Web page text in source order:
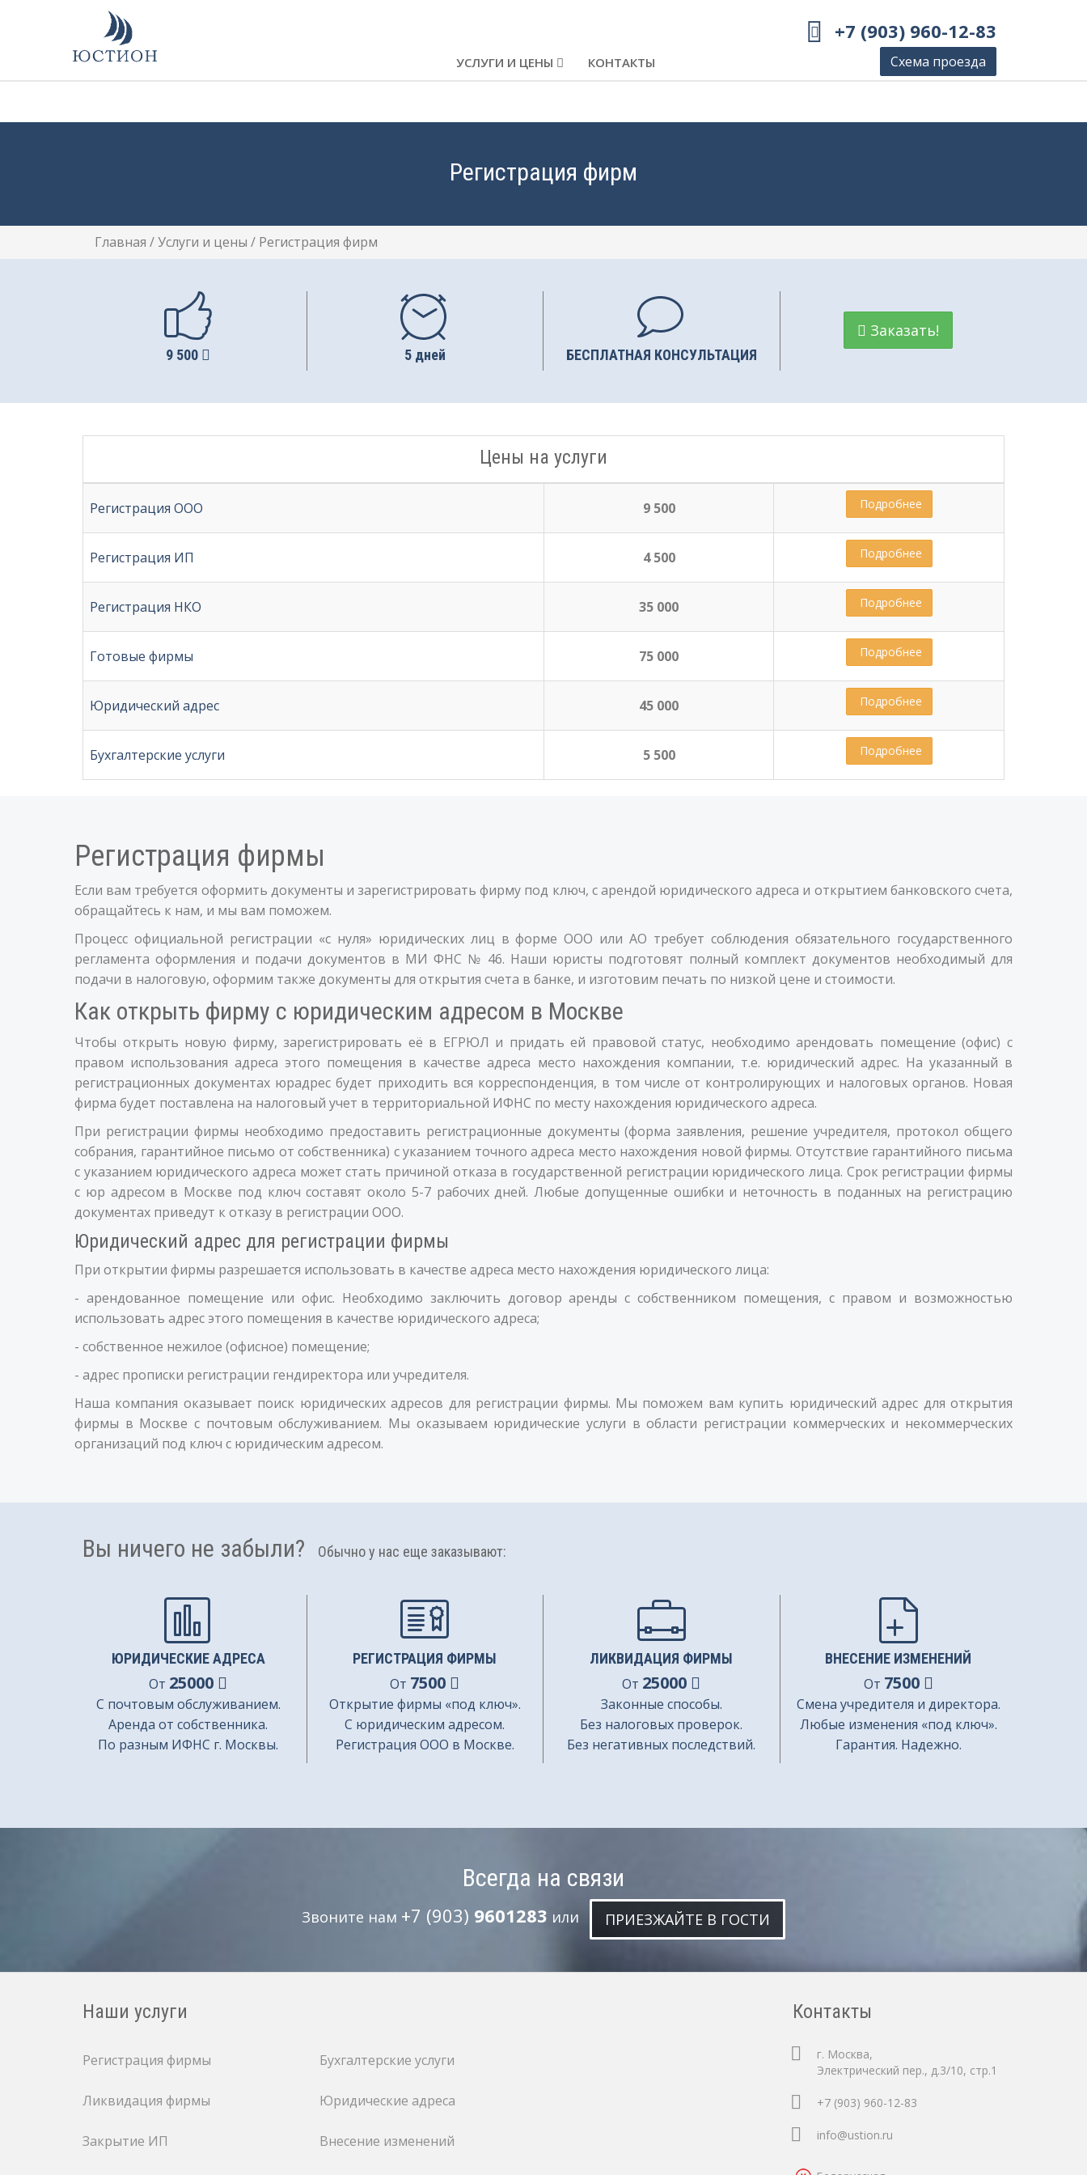
+7 (903) 960-12-83
Схема проезда
УСЛУГИ И ЦЕНЫ КОНТАКТЫ
Регистрация фирм
Главная /Услуги и цены / Регистрация фирм
9 500 5 дней БЕСПЛАТНАЯ КОНСУЛЬТАЦИЯ
Заказать!
Цены на услуги
Регистрация ООО 9 500 Подробнее
Регистрация ИП 4 500 Подробнее
Регистрация НКО 35 000 Подробнее
Готовые фирмы 75 000 Подробнее
Юридический адрес 45 000 Подробнее
Бухгалтерские услуги 5 500 Подробнее
Регистрация фирмы
Если вам требуется оформить документы и зарегистрировать фирму под ключ, с арендой юридического адреса и открытием банковского счета,
обращайтесь к нам, и мы вам поможем.
Процесс официальной регистрации «с нуля» юридических лиц в форме ООО или АО требует соблюдения обязательного государственного
регламента оформления и подачи документов в МИ ФНС № 46. Наши юристы подготовят полный комплект документов необходимый для
подачи в налоговую, оформим также документы для открытия счета в банке, и изготовим печать по низкой цене и стоимости.
Как открыть фирму с юридическим адресом в Москве
Чтобы открыть новую фирму, зарегистрировать её в ЕГРЮЛ и придать ей правовой статус, необходимо арендовать помещение (офис) с
правом использования адреса этого помещения в качестве адреса место нахождения компании, т.е. юридический адрес. На указанный в
регистрационных документах юрадрес будет приходить вся корреспонденция, в том числе от контролирующих и налоговых органов. Новая
фирма будет поставлена на налоговый учет в территориальной ИФНС по месту нахождения юридического адреса.
При регистрации фирмы необходимо предоставить регистрационные документы (форма заявления, решение учредителя, протокол общего
собрания, гарантийное письмо от собственника) с указанием точного адреса место нахождения новой фирмы. Отсутствие гарантийного письма
с указанием юридического адреса может стать причиной отказа в государственной регистрации юридического лица. Срок регистрации фирмы
с юр адресом в Москве под ключ составят около 5-7 рабочих дней. Любые допущенные ошибки и неточность в поданных на регистрацию
документах приведут к отказу в регистрации ООО.
Юридический адрес для регистрации фирмы
При открытии фирмы разрешается использовать в качестве адреса место нахождения юридического лица:
- арендованное помещение или офис. Необходимо заключить договор аренды с собственником помещения, с правом и возможностью
использовать адрес этого помещения в качестве юридического адреса;
- собственное нежилое (офисное) помещение;
- адрес прописки регистрации гендиректора или учредителя.
Наша компания оказывает поиск юридических адресов для регистрации фирмы. Мы поможем вам купить юридический адрес для открытия
фирмы в Москве с почтовым обслуживанием. Мы оказываем юридические услуги в области регистрации коммерческих и некоммерческих
организаций под ключ с юридическим адресом.
Вы ничего не забыли? Обычно у нас еще заказывают:
ЮРИДИЧЕСКИЕ АДРЕСА
От 25000
С почтовым обслуживанием.
Аренда от собственника.
По разным ИФНС г. Москвы.
РЕГИСТРАЦИЯ ФИРМЫ
От 7500
Открытие фирмы «под ключ».
С юридическим адресом.
Регистрация ООО в Москве.
ЛИКВИДАЦИЯ ФИРМЫ
От 25000
Законные способы.
Без налоговых проверок.
Без негативных последствий.
ВНЕСЕНИЕ ИЗМЕНЕНИЙ
От 7500
Смена учредителя и директора.
Любые изменения «под ключ».
Гарантия. Надежно.
Всегда на связи
Звоните нам +7 (903) 9601283 или ПРИЕЗЖАЙТЕ В ГОСТИ
Наши услуги
Регистрация фирмы
Ликвидация фирмы
Закрытие ИП
Бухгалтерские услуги
Юридические адреса
Внесение изменений
Контакты
г. Москва,
Электрический пер., д.3/10, стр.1
+7 (903) 960-12-83
info@ustion.ru